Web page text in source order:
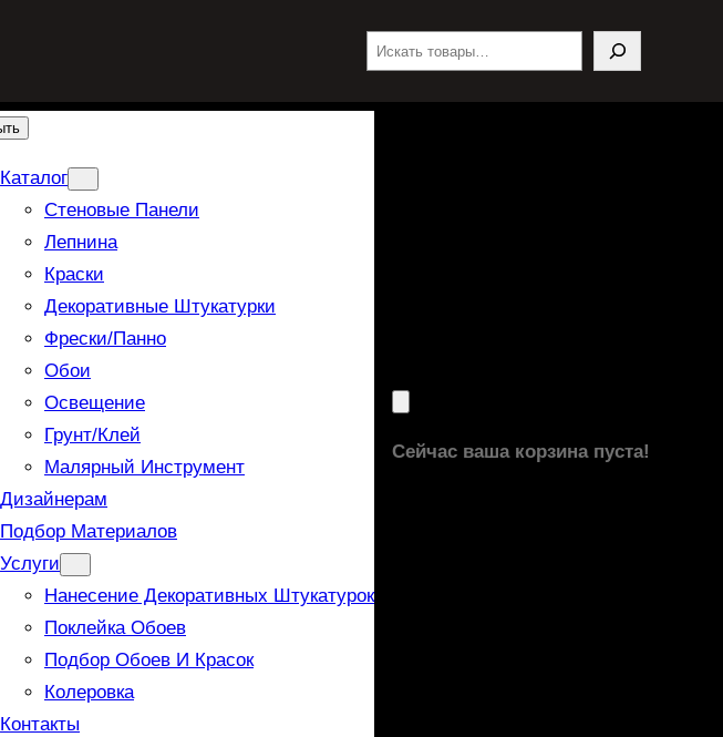
Поиск
Каталог
Стеновые Панели
Лепнина
Краски
Декоративные Штукатурки
Фрески/панно
Обои
Освещение
Грунт/Клей
Малярный Инструмент
Дизайнерам
Подбор Материалов
Услуги
Нанесение Декоративных Штукатурок
Поклейка Обоев
Подбор Обоев И Красок
Колеровка
Контакты
Сейчас ваша корзина пуста!